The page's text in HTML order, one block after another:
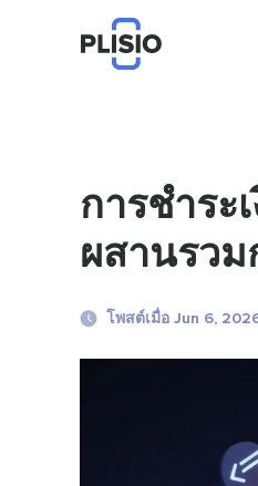
การชำระ
ผสานรวม
โพสต์เมื่อ Jun 6,